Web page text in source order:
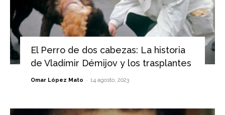
El Perro de dos cabezas: La historia
de Vladímir Démijov y los trasplantes
Omar López Mato - 14 agosto, 2023